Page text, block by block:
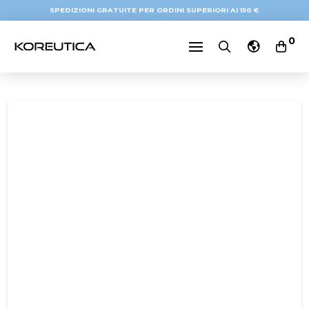
SPEDIZIONI GRATUITE PER ORDINI SUPERIORI AI 150 €
0